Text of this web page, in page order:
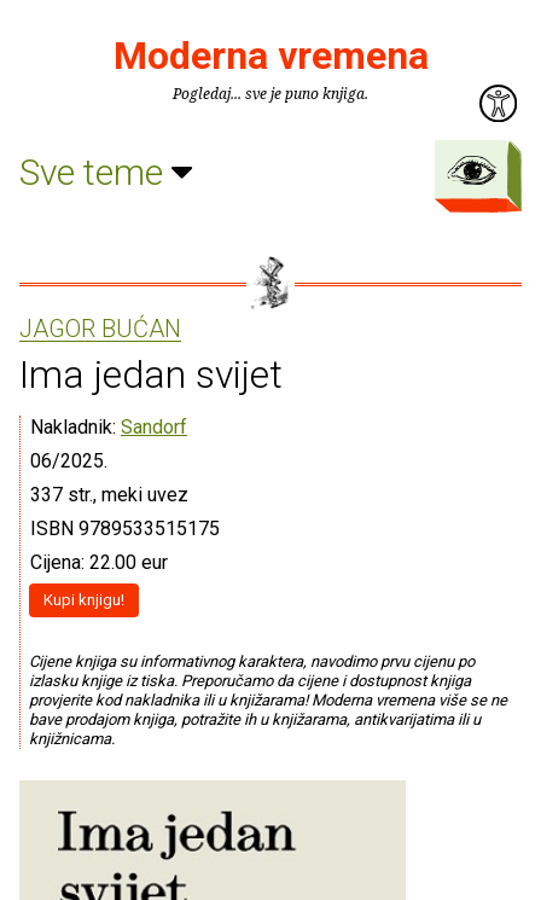
Moderna vremena
Pogledaj... sve je puno knjiga.
Sve teme
JAGOR BUĆAN
Ima jedan svijet
Nakladnik: Sandorf
06/2025.
337 str., meki uvez
ISBN 9789533515175
Cijena: 22.00 eur
Kupi knjigu!
Cijene knjiga su informativnog karaktera, navodimo prvu cijenu po
izlasku knjige iz tiska. Preporučamo da cijene i dostupnost knjiga
provjerite kod nakladnika ili u knjižarama! Moderna vremena više se ne
bave prodajom knjiga, potražite ih u knjižarama, antikvarijatima ili u
knjižnicama.